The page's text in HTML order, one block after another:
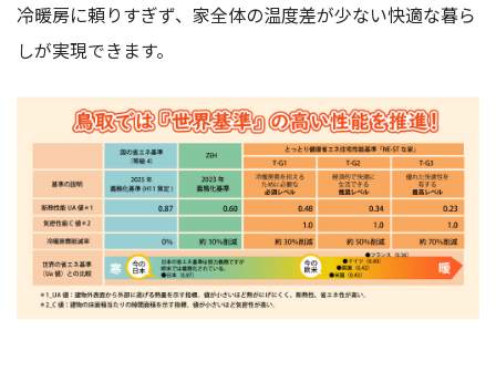
冷暖房に頼りすぎず、家全体の温度差が少ない快適な暮ら
しが実現できます。